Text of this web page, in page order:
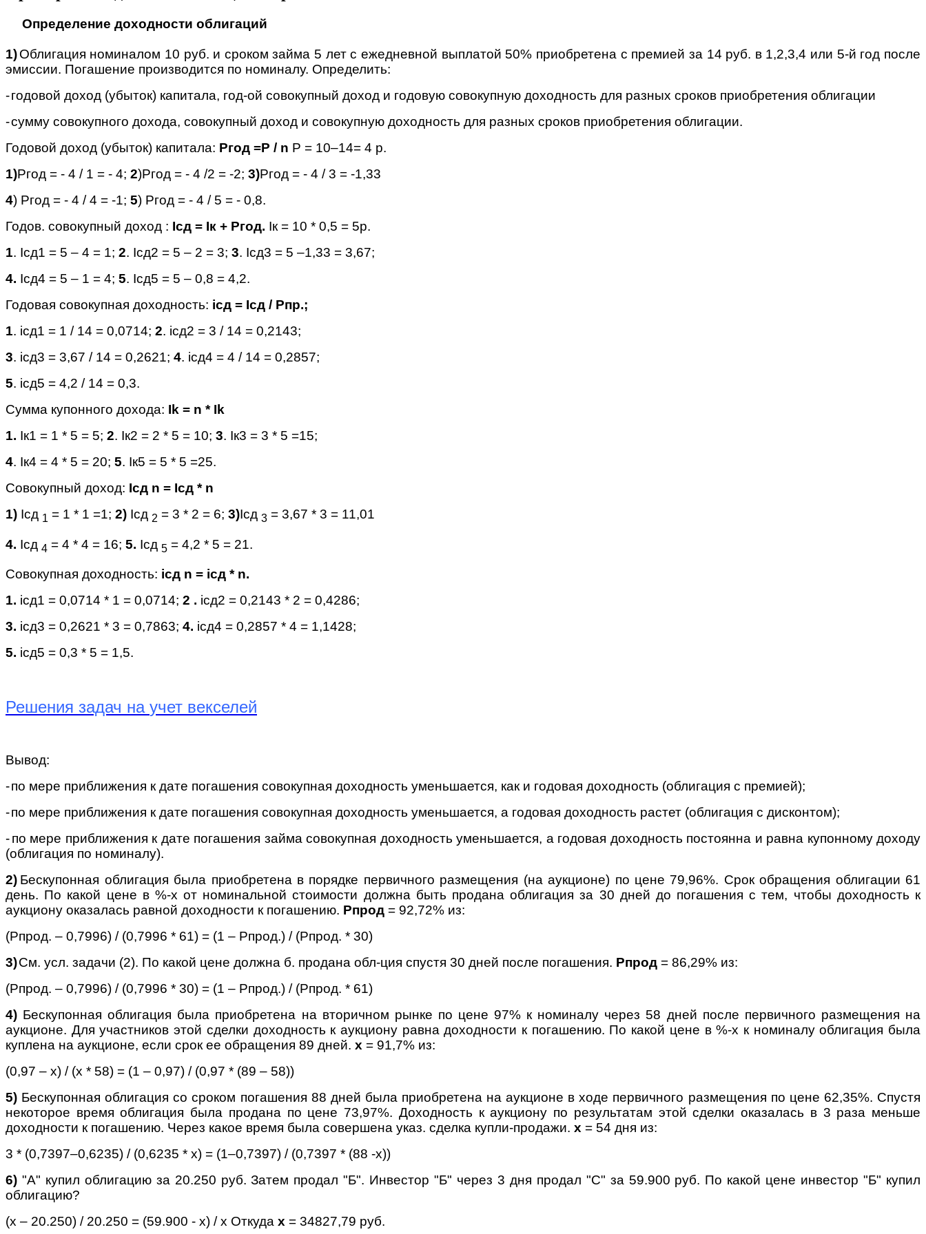
Определение доходности облигаций
1)Облигация номиналом 10 руб. и сроком займа 5 лет с ежедневной выплатой 50% приобретена с премией за 14 руб. в 1,2,3,4 или 5-й год после
эмиссии. Погашение производится по номиналу. Определить:
-годовой доход (убыток) капитала, год-ой совокупный доход и годовую совокупную доходность для разных сроков приобретения облигации
-сумму совокупного дохода, совокупный доход и совокупную доходность для разных сроков приобретения облигации.
Годовой доход (убыток) капитала: Ргод =Р / n Р = 10–14= 4 р.
1)Ргод = - 4 / 1 = - 4; 2)Ргод = - 4 /2 = -2; 3)Ргод = - 4 / 3 = -1,33
4) Ргод = - 4 / 4 = -1; 5) Ргод = - 4 / 5 = - 0,8.
Годов. совокупный доход : Iсд = Iк + Ргод. Iк = 10 * 0,5 = 5р.
1. Iсд1 = 5 – 4 = 1; 2. Iсд2 = 5 – 2 = 3; 3. Iсд3 = 5 –1,33 = 3,67;
4. Iсд4 = 5 – 1 = 4; 5. Iсд5 = 5 – 0,8 = 4,2.
Годовая совокупная доходность: iсд = Iсд / Рпр.;
1. iсд1 = 1 / 14 = 0,0714; 2. iсд2 = 3 / 14 = 0,2143;
3. iсд3 = 3,67 / 14 = 0,2621; 4. iсд4 = 4 / 14 = 0,2857;
5. iсд5 = 4,2 / 14 = 0,3.
Сумма купонного дохода: Ik = n * Ik
1. Iк1 = 1 * 5 = 5; 2. Iк2 = 2 * 5 = 10; 3. Iк3 = 3 * 5 =15;
4. Iк4 = 4 * 5 = 20; 5. Iк5 = 5 * 5 =25.
Совокупный доход: Iсд n = Iсд * n
1) Iсд 1 = 1 * 1 =1; 2) Iсд 2 = 3 * 2 = 6; 3)Iсд 3 = 3,67 * 3 = 11,01
4. Iсд 4 = 4 * 4 = 16; 5. Iсд 5 = 4,2 * 5 = 21.
Совокупная доходность: iсд n = iсд * n.
1. iсд1 = 0,0714 * 1 = 0,0714; 2 . iсд2 = 0,2143 * 2 = 0,4286;
3. iсд3 = 0,2621 * 3 = 0,7863; 4. iсд4 = 0,2857 * 4 = 1,1428;
5. iсд5 = 0,3 * 5 = 1,5.
Решения задач на учет векселей
Вывод:
-по мере приближения к дате погашения совокупная доходность уменьшается, как и годовая доходность (облигация с премией);
-по мере приближения к дате погашения совокупная доходность уменьшается, а годовая доходность растет (облигация с дисконтом);
-по мере приближения к дате погашения займа совокупная доходность уменьшается, а годовая доходность постоянна и равна купонному доходу
(облигация по номиналу).
2) Бескупонная облигация была приобретена в порядке первичного размещения (на аукционе) по цене 79,96%. Срок обращения облигации 61
день. По какой цене в %-х от номинальной стоимости должна быть продана облигация за 30 дней до погашения с тем, чтобы доходность к
аукциону оказалась равной доходности к погашению. Рпрод = 92,72% из:
(Рпрод. – 0,7996) / (0,7996 * 61) = (1 – Рпрод.) / (Рпрод. * 30)
3)См. усл. задачи (2). По какой цене должна б. продана обл-ция спустя 30 дней после погашения. Рпрод = 86,29% из:
(Рпрод. – 0,7996) / (0,7996 * 30) = (1 – Рпрод.) / (Рпрод. * 61)
4) Бескупонная облигация была приобретена на вторичном рынке по цене 97% к номиналу через 58 дней после первичного размещения на
аукционе. Для участников этой сделки доходность к аукциону равна доходности к погашению. По какой цене в %-х к номиналу облигация была
куплена на аукционе, если срок ее обращения 89 дней. х = 91,7% из:
(0,97 – х) / (х * 58) = (1 – 0,97) / (0,97 * (89 – 58))
5) Бескупонная облигация со сроком погашения 88 дней была приобретена на аукционе в ходе первичного размещения по цене 62,35%. Спустя
некоторое время облигация была продана по цене 73,97%. Доходность к аукциону по результатам этой сделки оказалась в 3 раза меньше
доходности к погашению. Через какое время была совершена указ. сделка купли-продажи. х = 54 дня из:
3 * (0,7397–0,6235) / (0,6235 * х) = (1–0,7397) / (0,7397 * (88 -х))
6) "А" купил облигацию за 20.250 руб. Затем продал "Б". Инвестор "Б" через 3 дня продал "С" за 59.900 руб. По какой цене инвестор "Б" купил
облигацию?
(х – 20.250) / 20.250 = (59.900 - х) / х Откуда х = 34827,79 руб.